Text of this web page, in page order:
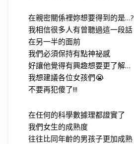
在親密關係裡妳想要得到的是…?
我相信很多人有曾聽過這一段話
在另一半的面前
我們必須保持有點神祕感
好讓他覺得有興趣想要更了解…
我想建議各位女孩們😭
不要再犯傻了!!!
在任何的科學數據理都證實了
我們女生的成熟度
往往比同年齡的男孩子更加成熟